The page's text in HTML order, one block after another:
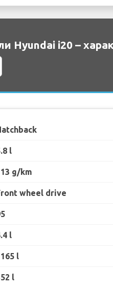
Hyundai i20 –
l
g/km
wheel drive
l
l
l